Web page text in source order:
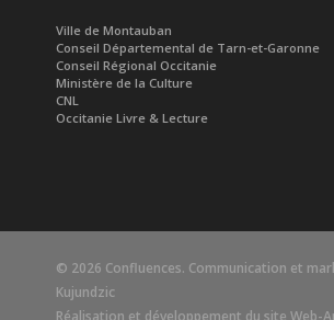
Ville de Montauban
Conseil Départemental de Tarn-et-Garonne
Conseil Régional Occitanie
Ministère de la Culture
CNL
Occitanie Livre & Lecture
© 2026 Confluences. Communication et
Kujundzic
Réalisation et développement du site Web-